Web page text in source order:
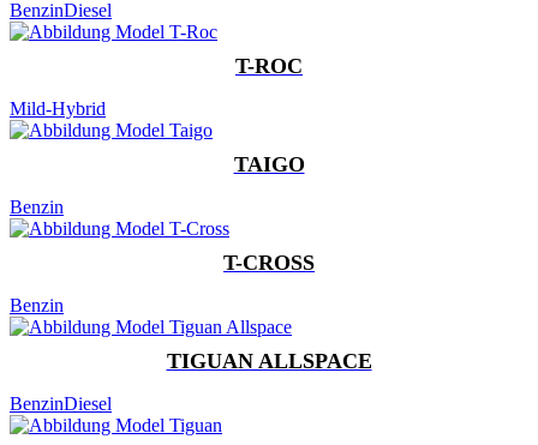
BenzinDiesel
T-ROC
Mild-Hybrid
TAIGO
Benzin
T-CROSS
Benzin
TIGUAN ALLSPACE
BenzinDiesel